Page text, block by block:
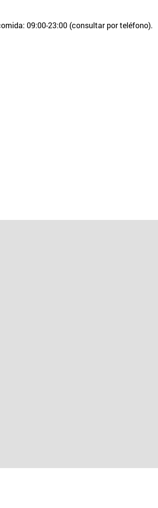
09:00-23:00 (consultar por teléfono).